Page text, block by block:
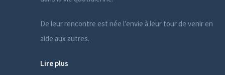
De leur rencontre est née l’envie à leur tour de venir en
aide aux autres.
Lire plus